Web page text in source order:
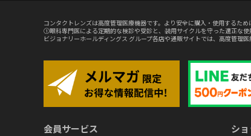
コンタクトレンズは高度管理医療機器です。より安全に購入・使用するため
①眼科専門医による定期的な検診や受診と、装用サイクルを守った適正
ビジョナリーホールディングス グループ各店や通販サイトでは、高度管理
会員サービス シ